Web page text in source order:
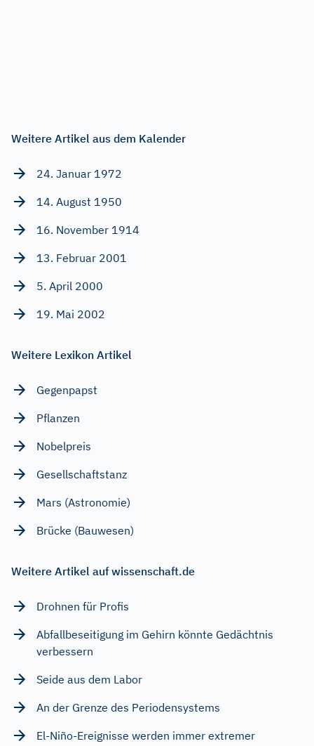
Weitere Artikel aus dem Kalender
24. Januar 1972
14. August 1950
16. November 1914
13. Februar 2001
5. April 2000
19. Mai 2002
Weitere Lexikon Artikel
Gegenpapst
Pflanzen
Nobelpreis
Gesellschaftstanz
Mars (Astronomie)
Brücke (Bauwesen)
Weitere Artikel auf wissenschaft.de
Drohnen für Profis
Abfallbeseitigung im Gehirn könnte Gedächtnis
verbessern
Seide aus dem Labor
An der Grenze des Periodensystems
El-Niño-Ereignisse werden immer extremer